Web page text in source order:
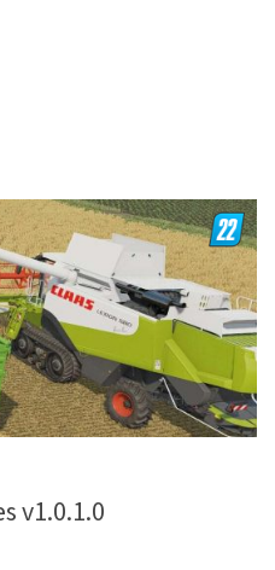
v1.0.1.0